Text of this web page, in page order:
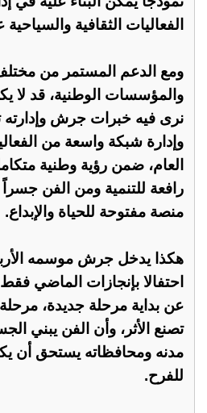
الفعاليات الثقافية
ومع الدعم المستمر من
والمؤسسات الوطنية، قد لا
نرى فيه خبرات جرش
وإدارة شبكة واسعة من
العام، ضمن رؤية وطنية
رافعة للتنمية ومن الفن جسراً
منصة مفتوحة للحياة والإبداع.
هكذا يدخل جرش موسمه
احتفالا بإنجازات الماضي فقط،
عن بداية مرحلة جديدة،
تصنع الأثر، وأن الفن يبني
مدنه ومحافظاته يستحق أن
للفرح.